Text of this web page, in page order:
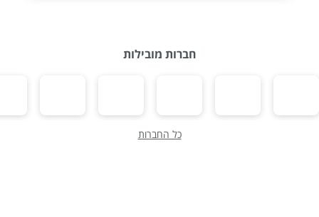
חברות מובילות
כל החברות